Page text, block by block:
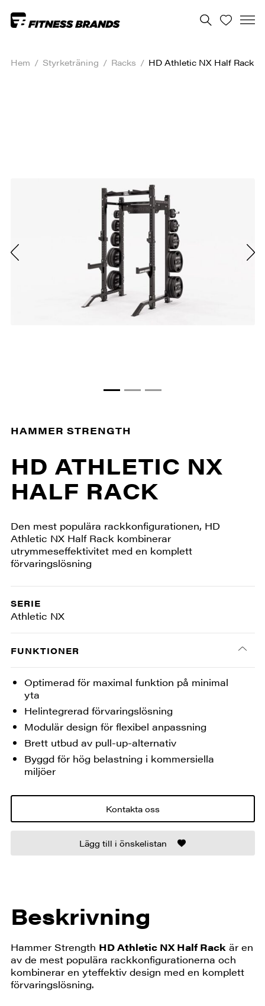
Hem / Styrketräning / Racks / HD Athletic NX Half Rack
HAMMER STRENGTH
HD ATHLETIC NX
HALF RACK
Den mest populära rackkonfigurationen, HD
Athletic NX Half Rack kombinerar
utrymmeseffektivitet med en komplett
förvaringslösning
SERIE
Athletic NX
FUNKTIONER
Optimerad för maximal funktion på minimal
yta
Helintegrerad förvaringslösning
Modulär design för flexibel anpassning
Brett utbud av pull-up-alternativ
Byggd för hög belastning i kommersiella
miljöer
Kontakta oss
Lägg till i önskelistan
Beskrivning
Hammer Strength HD Athletic NX Half Rackär en
av de mest populära rackkonfigurationerna och
kombinerar en yteffektiv design med en komplett
förvaringslösning.